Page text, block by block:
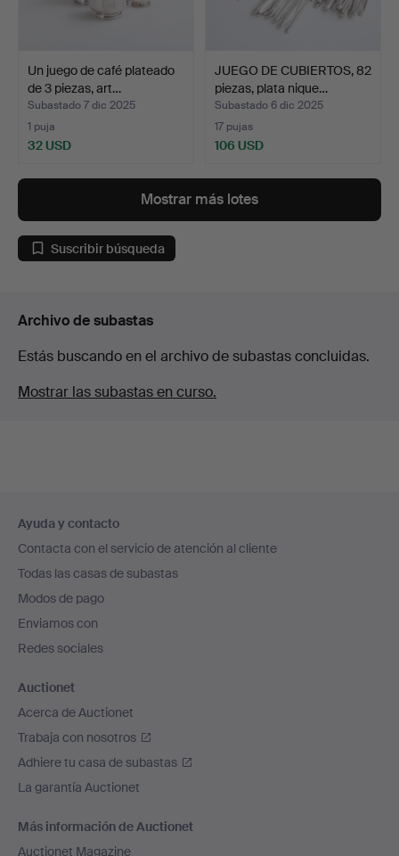
Un juego de café plateado
de 3 piezas, art…
Subastado 7 dic 2025
1 puja
32 USD
JUEGO DE CUBIERTOS, 82
piezas, plata nique…
Subastado 6 dic 2025
17 pujas
106 USD
Mostrar más lotes
Suscribir búsqueda
Archivo de subastas
Estás buscando en el archivo de subastas concluidas.
Mostrar las subastas en curso.
en
el
pie
de
página
Ayuda y contacto
Contacta con el servicio de atención al cliente
Todas las casas de subastas
Modos de pago
Enviamos con
Redes sociales
Auctionet
Acerca de Auctionet
Trabaja con nosotros
Adhiere tu casa de subastas
La garantía Auctionet
Más información de Auctionet
Auctionet Magazine